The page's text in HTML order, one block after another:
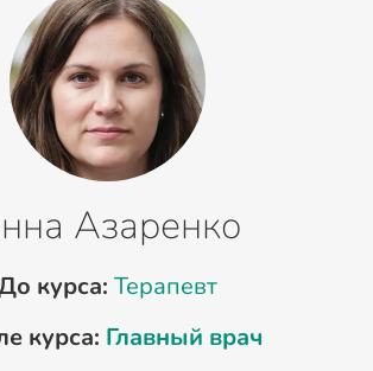
Азаренко
курса: Терапевт
курса: Главный врач